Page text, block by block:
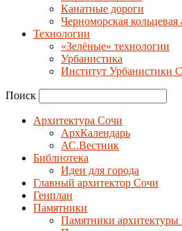
Канатные дороги
Черноморская кольцевая
Технологии
«Зелёные» технологии
Урбанистика
Институт Урбанистики
Поиск
Архитектура Сочи
АрхКалендарь
АС.Вестник
Библиотека
Идеи для города
Главный архитектор Сочи
Генплан
Памятники
Памятники архитектуры